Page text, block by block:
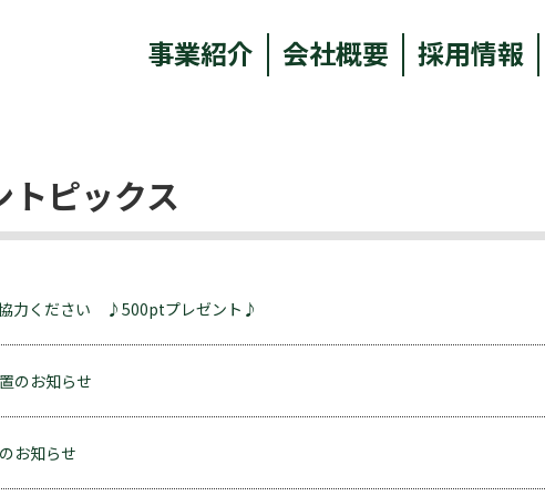
事業紹介 会社概要 採用情報
トピックス
協力ください ♪500ptプレゼント♪
のお知らせ
お知らせ